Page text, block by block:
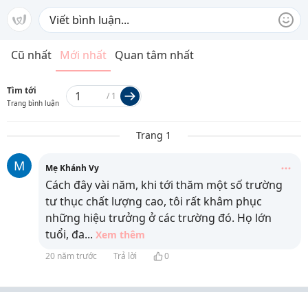
Cũ nhất Mới nhất Quan tâm nhất
Tìm tới
Trang bình luận
/ 1
Trang 1
M Mẹ Khánh Vy
Cách đây vài năm, khi tới thăm một số trường
tư thục chất lượng cao, tôi rất khâm phục
những hiệu trưởng ở các trường đó. Họ lớn
tuổi, đa... Xem thêm
20 năm trước Trả lời 0